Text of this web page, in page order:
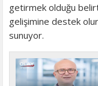
getirmek olduğu
gelişimine destek
sunuyor.